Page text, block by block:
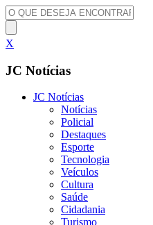
X
JC Notícias
JC Notícias
Notícias
Policial
Destaques
Esporte
Tecnologia
Veículos
Cultura
Saúde
Cidadania
Turismo